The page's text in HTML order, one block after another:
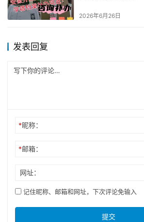
2026年6月26日
发表回复
*昵称：
*邮箱：
网址：
记住昵称、邮箱和网址，下次评论免输入
提交